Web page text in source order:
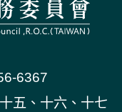
6367
五、十六、十七